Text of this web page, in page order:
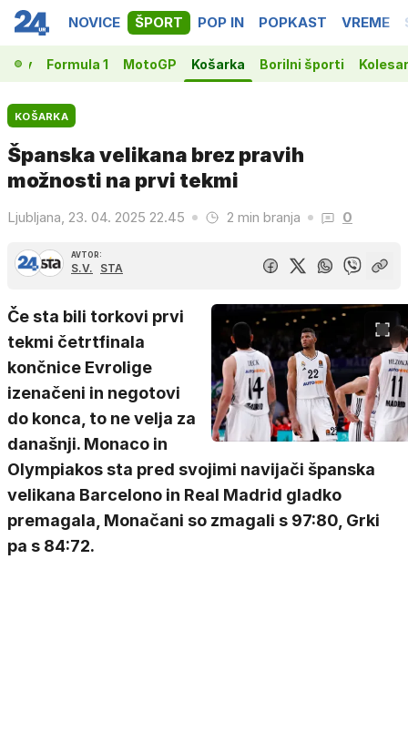
NOVICE ŠPORT POP IN POPKAST VREME
Formula 1 MotoGP Košarka Borilni športi
KOŠARKA
Španska velikana brez pravih
možnosti na prvi tekmi
Ljubljana, 23. 04. 2025 22.45 2 min branja 0
AVTOR:
S.V. STA
Če sta bili torkovi prvi
tekmi četrtfinala
končnice Evrolige
izenačeni in negotovi
do konca, to ne velja za
današnji. Monaco in
Olympiakos sta pred svojimi navijači španska
velikana Barcelono in Real Madrid gladko
premagala, Monačani so zmagali s 97:80, Grki
pa s 84:72.